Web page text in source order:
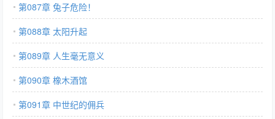
第087章 兔子危险！
第088章 太阳升起
第089章 人生毫无意义
第090章 橡木酒馆
第091章 中世纪的佣兵